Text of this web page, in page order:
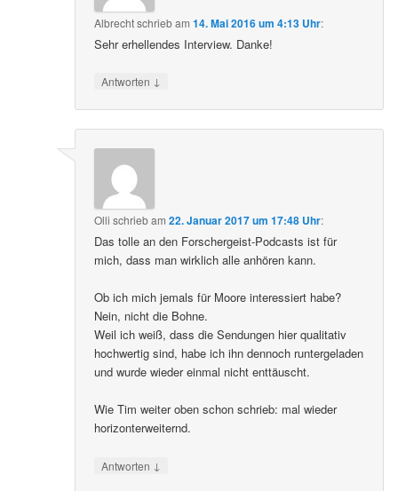
Albrechtschriebam14. Mai 2016 um 4:13 Uhr:
Sehr erhellendes Interview. Danke!
Antworten ↓
Olli schriebam22. Januar 2017 um 17:48 Uhr:
Das tolle an den Forschergeist-Podcasts ist für
mich, dass man wirklich alle anhören kann.
Ob ich mich jemals für Moore interessiert habe?
Nein, nicht die Bohne.
Weil ich weiß, dass die Sendungen hier qualitativ
hochwertig sind, habe ich ihn dennoch runtergeladen
und wurde wieder einmal nicht enttäuscht.
Wie Tim weiter oben schon schrieb: mal wieder
horizonterweiternd.
Antworten ↓